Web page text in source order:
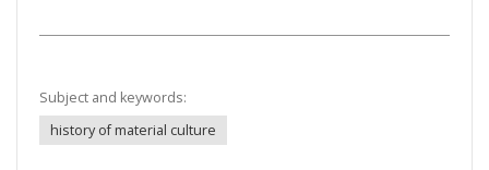
Subject and keywords:
history of material culture